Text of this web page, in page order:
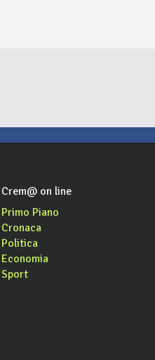
Crem@ on line
Primo Piano
Cronaca
Politica
Economia
Sport